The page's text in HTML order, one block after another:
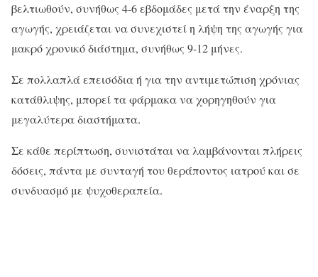
βελτιωθούν, συνήθως 4-6 εβδομάδες μετά την έναρξη της
αγωγής, χρειάζεται να συνεχιστεί η λήψη της αγωγής για
μακρό χρονικό διάστημα, συνήθως 9-12 μήνες.
Σε πολλαπλά επεισόδια ή για την αντιμετώπιση χρόνιας
κατάθλιψης, μπορεί τα φάρμακα να χορηγηθούν για
μεγαλύτερα διαστήματα.
Σε κάθε περίπτωση, συνιστάται να λαμβάνονται πλήρεις
δόσεις, πάντα με συνταγή του θεράποντος ιατρού και σε
συνδυασμό με ψυχοθεραπεία.